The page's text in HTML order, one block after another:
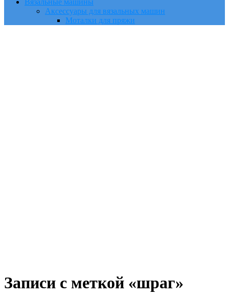
Вязальные машины
Аксессуары для вязальных машин
Моталки для пряжи
Записи с меткой «шраг»